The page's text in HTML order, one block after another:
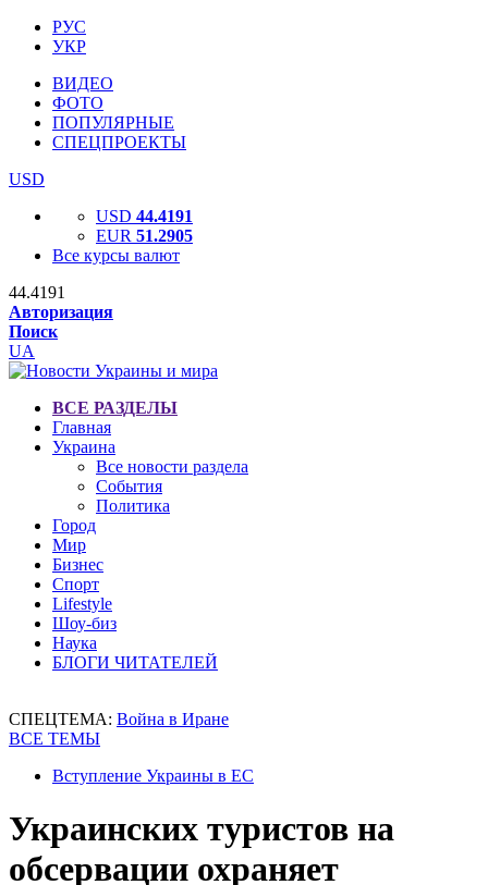
РУС
УКР
ВИДЕО
ФОТО
ПОПУЛЯРНЫЕ
СПЕЦПРОЕКТЫ
USD
USD 44.4191
EUR 51.2905
Все курсы валют
44.4191
Авторизация
Поиск
UA
ВСЕ РАЗДЕЛЫ
Главная
Украина
Все новости раздела
События
Политика
Город
Мир
Бизнес
Спорт
Lifestyle
Шоу-биз
Наука
БЛОГИ ЧИТАТЕЛЕЙ
СПЕЦТЕМА: Война в Иране
ВСЕ ТЕМЫ
Вступление Украины в ЕС
Украинских туристов на
обсервации охраняет